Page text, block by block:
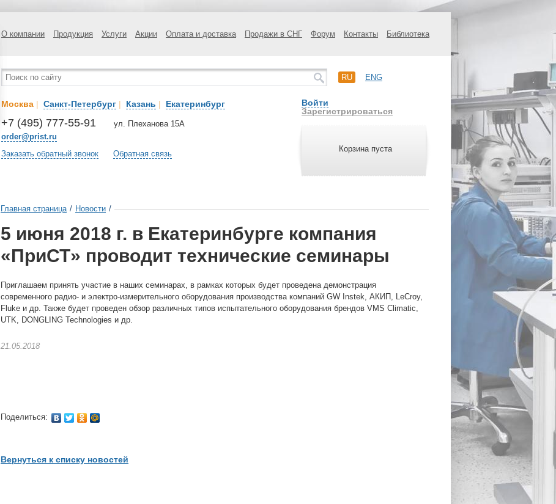
О компании Продукция Услуги Акции Оплата и доставка Продажи в СНГ Форум Контакты Библиотека
RU ENG
Москва | Санкт-Петербург | Казань | Екатеринбург
+7 (495) 777-55-91
order@prist.ru
ул. Плеханова 15А
Заказать обратный звонок Обратная связь
Войти
Зарегистрироваться
Корзина пуста
Главная страница / Новости /
5 июня 2018 г. в Екатеринбурге компания
«ПриСТ» проводит технические семинары
Приглашаем принять участие в наших семинарах, в рамках которых будет проведена демонстрация
современного радио- и электро-измерительного оборудования производства компаний GW Instek, АКИП, LeCroy,
Fluke и др. Также будет проведен обзор различных типов испытательного оборудования брендов VMS Climatic,
UTK, DONGLING Technologies и др.
21.05.2018
Поделиться:
Вернуться к списку новостей